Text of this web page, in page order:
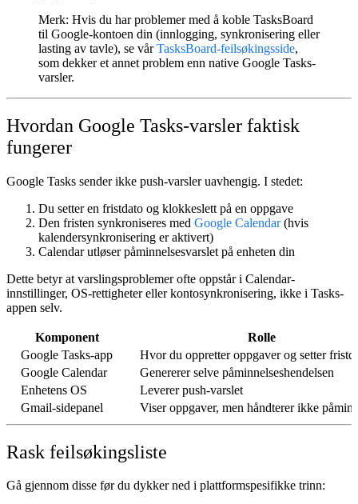
Merk: Hvis du har problemer med å koble TasksBoard
til Google-kontoen din (innlogging, synkronisering eller
lasting av tavle), se vårTasksBoard-feilsøkingsside,
som dekker et annet problem enn native Google Tasks-
varsler.
Hvordan Google Tasks-varsler faktisk
fungerer
Google Tasks sender ikke push-varsler uavhengig. I stedet:
Du setter en fristdato og klokkeslett på en oppgave
Den fristen synkroniseres med Google Calendar(hvis
kalendersynkronisering er aktivert)
Calendar utløserpåminnelsesvarslet på enheten din
Dette betyr at varslingsproblemer ofte oppstår i Calendar-
innstillinger, OS-rettigheter eller kontosynkronisering, ikke i Tasks-
appen selv.
Komponent
Rolle
Google Tasks-app
Hvor du oppretter oppgaver og setter
Google Calendar
Genererer selve påminnelseshendelsen
Enhetens OS
Leverer push-varslet
Gmail-sidepanel
Viser oppgaver, men håndterer ikke
Rask feilsøkingsliste
Gå gjennom disse før du dykker ned i plattformspesifikke trinn: